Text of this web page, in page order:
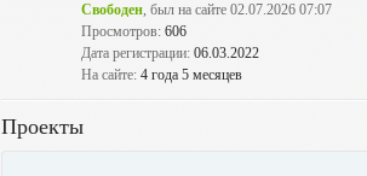
Свободен, был на сайте 02.07.2026 07:07
Просмотров: 606
Дата регистрации: 06.03.2022
На сайте: 4 года 5 месяцев
Проекты